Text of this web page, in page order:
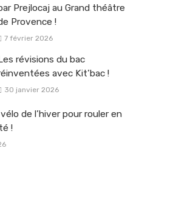
Prejlocaj au Grand théâtre
Provence !
7 février 2026
révisions du bac
avec Kit’bac !
30 janvier 2026
de l’hiver pour rouler en
!